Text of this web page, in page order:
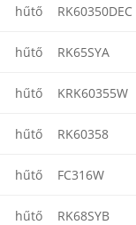
hűtő RK60350DEC
hűtő RK65SYA
hűtő KRK60355W
hűtő RK60358
hűtő FC316W
hűtő RK68SYB